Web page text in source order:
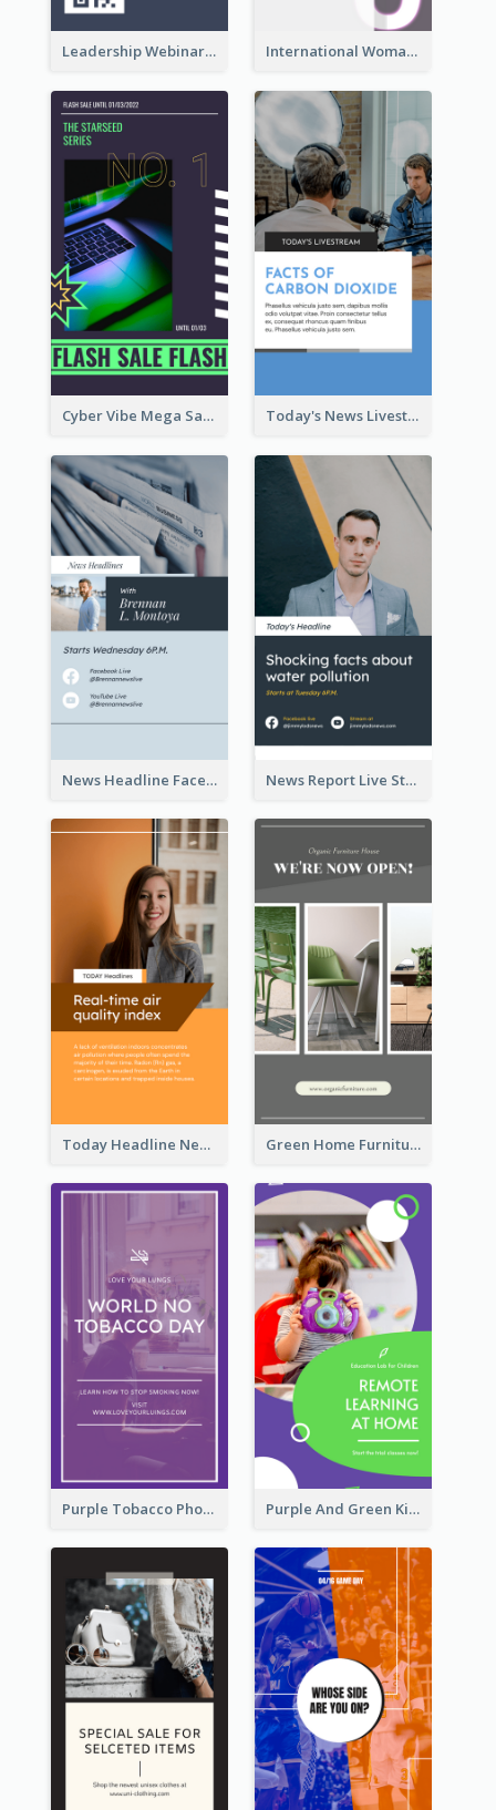
Leadership Webinar Instagram Story Design International Woman's Day Instagram Story Design
Cyber Vibe Mega Sale Instagram Stories Design Today's News Livestream Instagram Story
News Headline Facebook Streaming Instagram Story News Report Live Stream Instagram Story
Today Headline News Report Instagram Story Green Home Furniture Photos Shop Opening Instagram Story
Purple Tobacco Photo No Tobacco Day Instagram Story Purple And Green Kids Photo Remote Learning Instagram Story